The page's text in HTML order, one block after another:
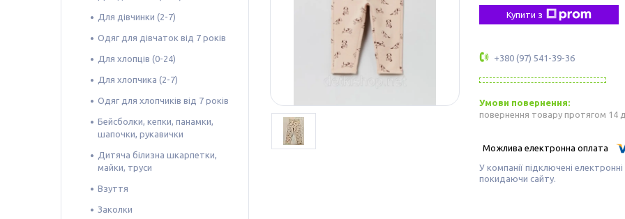
Купити з
+380 (97) 541-39-36
повернення товару протягом 14
У компанії підключені
покидаючи сайту.
Для дівчинки (2-7)
Одяг для дівчаток від 7 років
Для хлопців (0-24)
Для хлопчика (2-7)
Одяг для хлопчиків від 7 років
Бейсболки, кепки, панамки,
шапочки, рукавички
Дитяча білизна шкарпетки,
майки, труси
Взуття
Заколки